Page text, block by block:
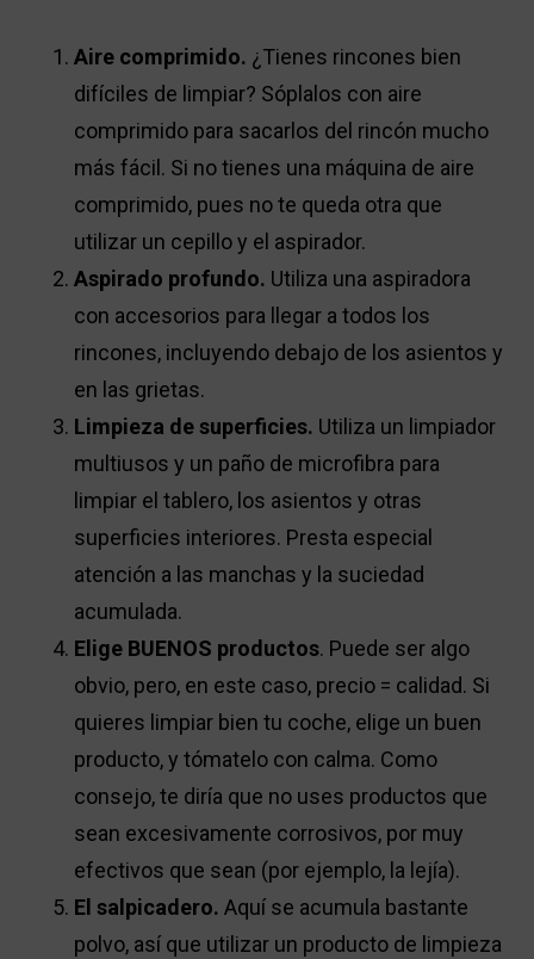
Aire comprimido. ¿Tienes rincones bien
difíciles de limpiar? Sóplalos con aire
comprimido para sacarlos del rincón mucho
más fácil. Si no tienes una máquina de aire
comprimido, pues no te queda otra que
utilizar un cepillo y el aspirador.
Aspirado profundo. Utiliza una aspiradora
con accesorios para llegar a todos los
rincones, incluyendo debajo de los asientos y
en las grietas.
Limpieza de superficies. Utiliza un limpiador
multiusos y un paño de microfibra para
limpiar el tablero, los asientos y otras
superficies interiores. Presta especial
atención a las manchas y la suciedad
acumulada.
Elige BUENOS productos. Puede ser algo
obvio, pero, en este caso, precio = calidad. Si
quieres limpiar bien tu coche, elige un buen
producto, y tómatelo con calma. Como
consejo, te diría que no uses productos que
sean excesivamente corrosivos, por muy
efectivos que sean (por ejemplo, la lejía).
El salpicadero. Aquí se acumula bastante
polvo, así que utilizar un producto de limpieza